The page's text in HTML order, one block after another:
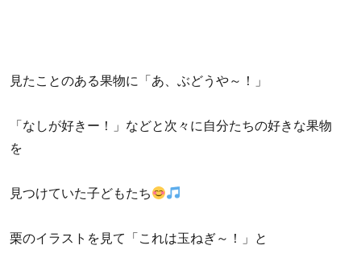
見たことのある果物に「あ、ぶどうや～！」
「なしが好きー！」などと次々に自分たちの好きな果物
を
見つけていた子どもたち
栗のイラストを見て「これは玉ねぎ～！」と